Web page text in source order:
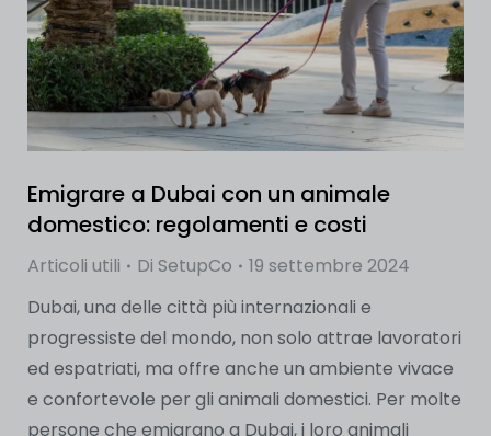
Emigrare a Dubai con un animale
domestico: regolamenti e costi
Articoli utili Di SetupCo
19 settembre 2024
Dubai, una delle città più internazionali e
progressiste del mondo, non solo attrae lavoratori
ed espatriati, ma offre anche un ambiente vivace
e confortevole per gli animali domestici. Per molte
persone che emigrano a Dubai, i loro animali